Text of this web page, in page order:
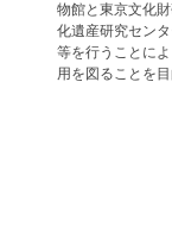
物館と東京文化財
化遺産研究セン
等を行うことに
用を図ることを